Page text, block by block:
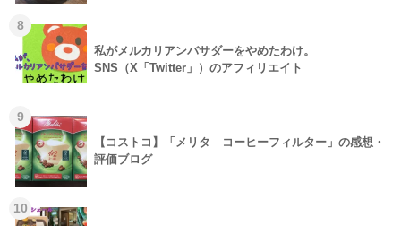
8
私がメルカリアンバサダーをやめたわけ。
SNS（X「Twitter」）のアフィリエイト
9
【コストコ】「メリタ コーヒーフィルター」の感想・
評価ブログ
10